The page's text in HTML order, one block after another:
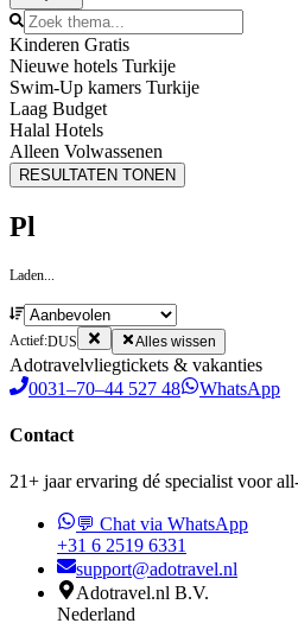
Kinderen Gratis
Nieuwe hotels Turkije
Swim-Up kamers Turkije
Laag Budget
Halal Hotels
Alleen Volwassenen
RESULTATEN TONEN
Pl
Laden...
Actief:DUS Alles wissen
Adotravelvliegtickets & vakanties
0031–70–44 527 48
WhatsApp
Contact
21+ jaar ervaring dé specialist voor
💬 Chat via WhatsApp
+31 6 2519 6331
support@adotravel.nl
Adotravel.nl B.V.
Nederland